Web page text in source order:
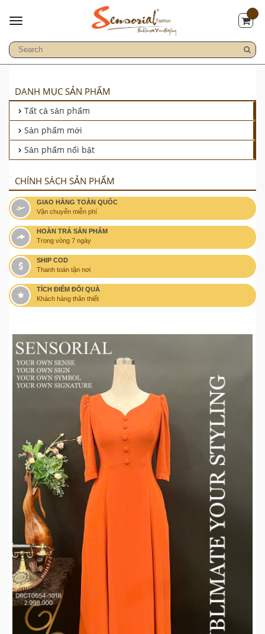
DANH MỤC SẢN PHẨM
Tất cả sản phẩm
Sản phẩm mới
Sản phẩm nổi bật
CHÍNH SÁCH SẢN PHẨM
GIAO HÀNG TOÀN QUỐC
Vận chuyển miễn phí
HOÀN TRẢ SẢN PHẨM
Trong vòng 7 ngày
SHIP COD
Thanh toán tận nơi
TÍCH ĐIỂM ĐỔI QUÀ
Khách hàng thân thiết